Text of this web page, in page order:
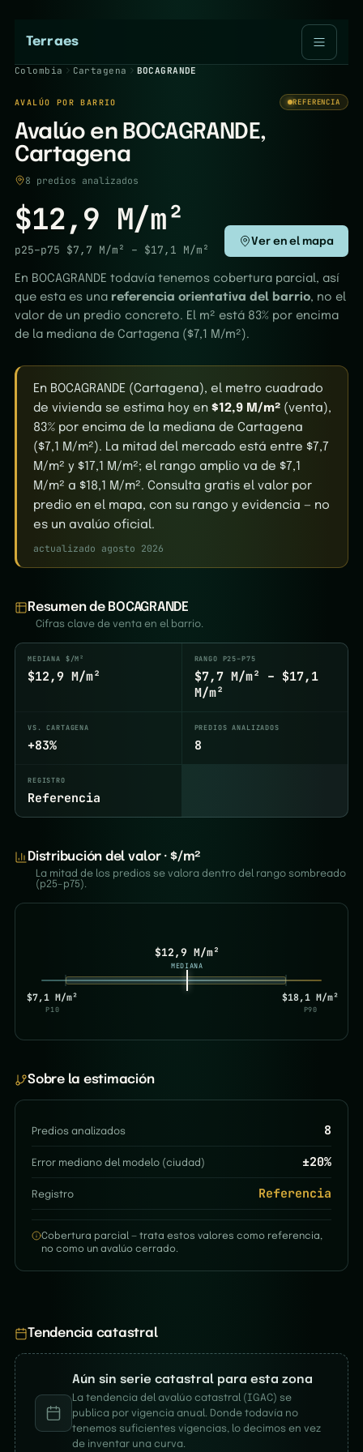
Terraes
Colombia Cartagena BOCAGRANDE
AVALÚO POR BARRIO REFERENCIA
Avalúo en BOCAGRANDE,
Cartagena
8 predios analizados
$12,9 M/m²
p25–p75 $7,7 M/m² – $17,1 M/m²
Ver en el mapa
En BOCAGRANDE todavía tenemos cobertura parcial, así
que esta es una referencia orientativa del barrio, no el
valor de un predio concreto. El m² está 83% por encima
de la mediana de Cartagena ($7,1 M/m²).
En BOCAGRANDE (Cartagena), el metro cuadrado
de vivienda se estima hoy en $12,9 M/m² (venta),
83% por encima de la mediana de Cartagena
($7,1 M/m²). La mitad del mercado está entre $7,7
M/m² y $17,1 M/m²; el rango amplio va de $7,1
M/m² a $18,1 M/m². Consulta gratis el valor por
predio en el mapa, con su rango y evidencia — no
es un avalúo oficial.
actualizado agosto 2026
Resumen de BOCAGRANDE
Cifras clave de venta en el barrio.
MEDIANA $/M²
$12,9 M/m²
RANGO P25–P75
$7,7 M/m² – $17,1
M/m²
VS. CARTAGENA
+83%
PREDIOS ANALIZADOS
8
REGISTRO
Referencia
Distribución del valor · $/m²
La mitad de los predios se valora dentro del rango sombreado
(p25–p75).
$7,1 M/m²
P10
$12,9 M/m²
MEDIANA
$18,1 M/m²
P90
Sobre la estimación
Predios analizados 8
Error mediano del modelo (ciudad) ±20%
Registro Referencia
Cobertura parcial — trata estos valores como referencia,
no como un avalúo cerrado.
Tendencia catastral
Aún sin serie catastral para esta zona
La tendencia del avalúo catastral (IGAC) se
publica por vigencia anual. Donde todavía no
tenemos suficientes vigencias, lo decimos en vez
de inventar una curva.